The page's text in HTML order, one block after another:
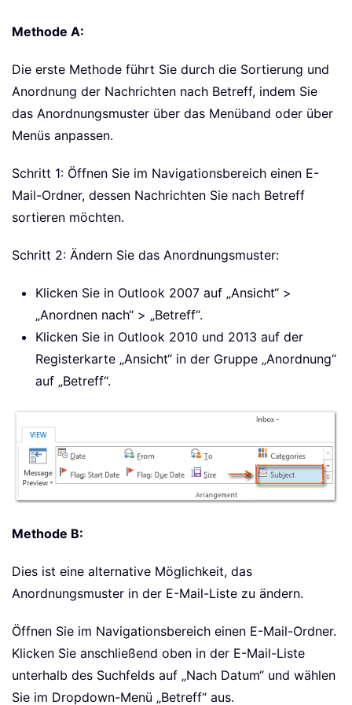
Methode A:
Die erste Methode führt Sie durch die Sortierung und
Anordnung der Nachrichten nach Betreff, indem Sie
das Anordnungsmuster über das Menüband oder über
Menüs anpassen.
Schritt 1: Öffnen Sie im Navigationsbereich einen E-
Mail-Ordner, dessen Nachrichten Sie nach Betreff
sortieren möchten.
Schritt 2: Ändern Sie das Anordnungsmuster:
Klicken Sie in Outlook 2007 auf „Ansicht“ >
„Anordnen nach“ > „Betreff“.
Klicken Sie in Outlook 2010 und 2013 auf der
Registerkarte „Ansicht“ in der Gruppe „Anordnung“
auf „Betreff“.
Methode B:
Dies ist eine alternative Möglichkeit, das
Anordnungsmuster in der E-Mail-Liste zu ändern.
Öffnen Sie im Navigationsbereich einen E-Mail-Ordner.
Klicken Sie anschließend oben in der E-Mail-Liste
unterhalb des Suchfelds auf „Nach Datum“ und wählen
Sie im Dropdown-Menü „Betreff“ aus.